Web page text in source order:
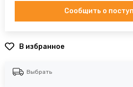
Сообщить о
В избранное
Выбрать